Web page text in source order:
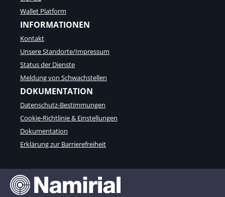
Wallet Platform
INFORMATIONEN
Kontakt
Unsere Standorte/Impressum
Status der Dienste
Meldung von Schwachstellen
DOKUMENTATION
Datenschutz-Bestimmungen
Cookie-Richtlinie & Einstellungen
Dokumentation
Erklärung zur Barrierefreiheit